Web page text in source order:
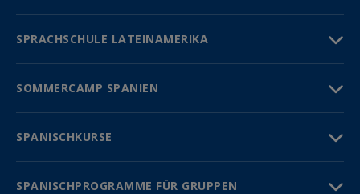
SPRACHSCHULE LATEINAMERIKA
SOMMERCAMP SPANIEN
SPANISCHKURSE
SPANISCHPROGRAMME FÜR GRUPPEN